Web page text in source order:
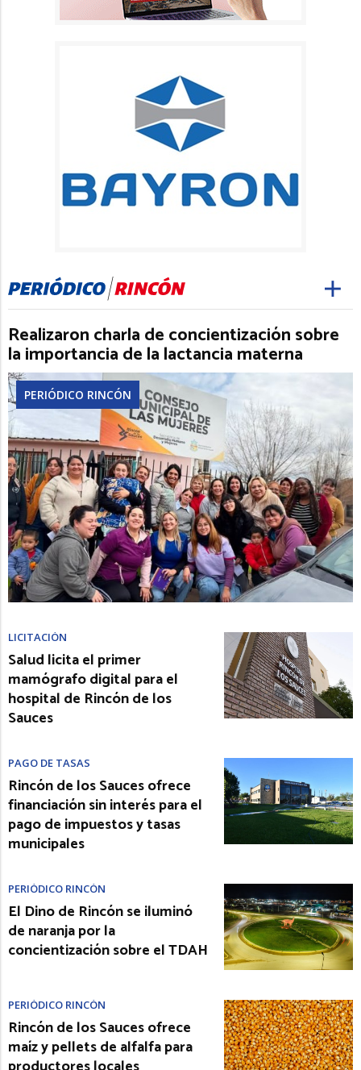
Realizaron charla de concientización sobre
la importancia de la lactancia materna
PERIÓDICO RINCÓN
LICITACIÓN
Salud licita el primer
mamógrafo digital para el
hospital de Rincón de los
Sauces
PAGO DE TASAS
Rincón de los Sauces ofrece
financiación sin interés para el
pago de impuestos y tasas
municipales
PERIÓDICO RINCÓN
El Dino de Rincón se iluminó
de naranja por la
concientización sobre el TDAH
PERIÓDICO RINCÓN
Rincón de los Sauces ofrece
maíz y pellets de alfalfa para